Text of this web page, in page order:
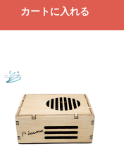
カートに入れる